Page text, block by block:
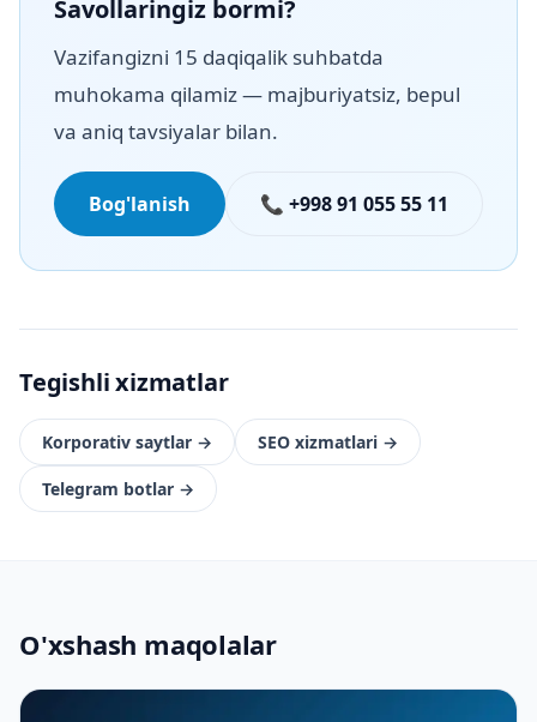
Savollaringiz bormi?
Vazifangizni 15 daqiqalik suhbatda
muhokama qilamiz — majburiyatsiz, bepul
va aniq tavsiyalar bilan.
Bog'lanish 📞 +998 91 055 55 11
Tegishli xizmatlar
Korporativ saytlar → SEO xizmatlari →
Telegram botlar →
O'xshash maqolalar